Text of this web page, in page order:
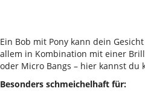
Ein Bob mit Pony kann dein
allem in Kombination mit einer
oder Micro Bangs – hier kannst du
Besonders schmeichelhaft für: